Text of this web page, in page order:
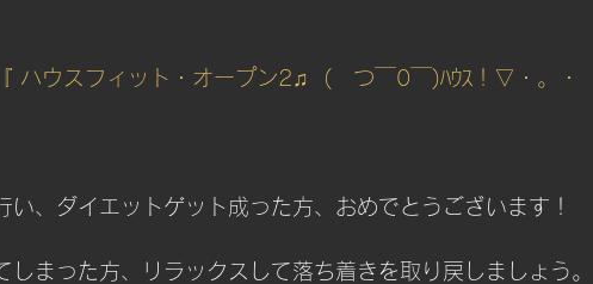
ハウスフィット・オープン2♫  (　つ￣0￣)ﾊｳｽ！▽・。・
い、ダイエットゲット成った方、おめでとうございます！
まった方、リラックスして落ち着きを取り戻しましょう。